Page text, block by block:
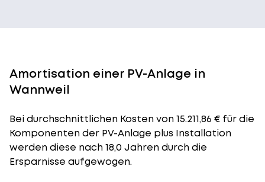
Amortisation einer PV-Anlage in
Wannweil
Bei durchschnittlichen Kostenvon 15.211,86 € für die
Komponenten der PV-Anlage plus Installation
werden diese nach 18,0 Jahren durch die
Ersparnisse aufgewogen.